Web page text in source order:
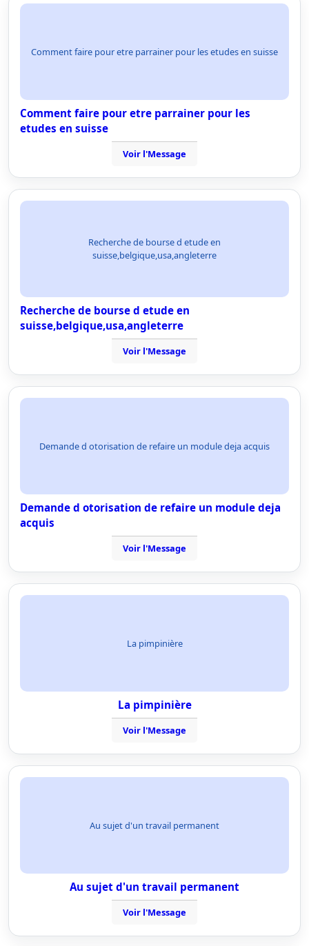
Comment faire pour etre parrainer pour les etudes en suisse
Comment faire pour etre parrainer pour les
etudes en suisse
Voir l'Message
Recherche de bourse d etude en
suisse,belgique,usa,angleterre
Recherche de bourse d etude en
suisse,belgique,usa,angleterre
Voir l'Message
Demande d otorisation de refaire un module deja acquis
Demande d otorisation de refaire un module deja
acquis
Voir l'Message
La pimpinière
La pimpinière
Voir l'Message
Au sujet d'un travail permanent
Au sujet d'un travail permanent
Voir l'Message